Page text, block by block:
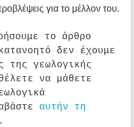
για το μέλλον του.
το άρθρο
δεν έχουμε
της γεωλογικής
να μάθετε
αυτήν τη